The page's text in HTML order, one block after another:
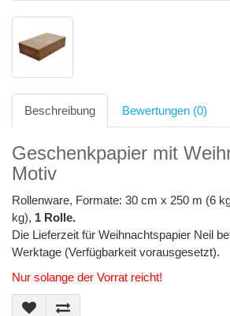
Beschreibung Bewertungen (0)
Geschenkpapier mit
Motiv
Rollenware, Formate: 30 cm x 250 m (6
kg), 1 Rolle.
Die Lieferzeit für Weihnachtspapier Neil
Werktage (Verfügbarkeit vorausgesetzt).
Nur solange der Vorrat reicht!